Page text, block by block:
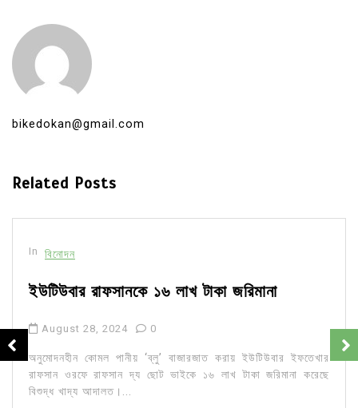
bikedokan@gmail.com
Related Posts
In বিনোদন
ইউটিউবার রাফসানকে ১৬ লাখ টাকা জরিমানা
August 28, 2024 0
অনুমোদনহীন কোমল পানীয় ‘ব্লু’ বাজারজাত করায় ইউটিউবার ইফতেখার
রাফসান ওরফে রাফসান দ্য ছোট ভাইকে ১৬ লাখ টাকা জরিমানা করেছে
বিশুদ্ধ খাদ্য আদালত।...